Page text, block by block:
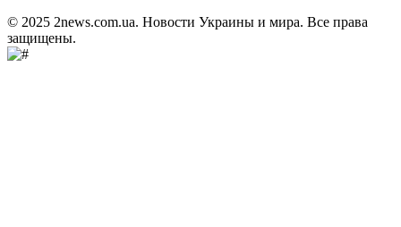
© 2025 2news.com.ua. Новости Украины и мира. Все права
защищены.